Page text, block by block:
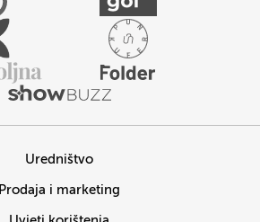
Uredništvo
Prodaja i marketing